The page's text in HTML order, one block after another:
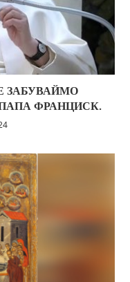
ЗАБУВАЙМО
ФРАНЦИСК.